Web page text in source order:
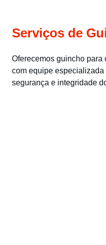
Serviços de
Oferecemos guincho para
com equipe
segurança e integridade